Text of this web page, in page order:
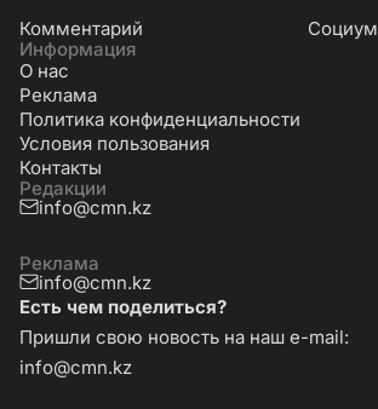
Комментарий
Социум
Информация
О нас
Реклама
Политика конфиденциальности
Условия пользования
Контакты
Редакции
info@cmn.kz
Реклама
info@cmn.kz
Есть чем поделиться?
Пришли свою новость на наш e-mail:
info@cmn.kz